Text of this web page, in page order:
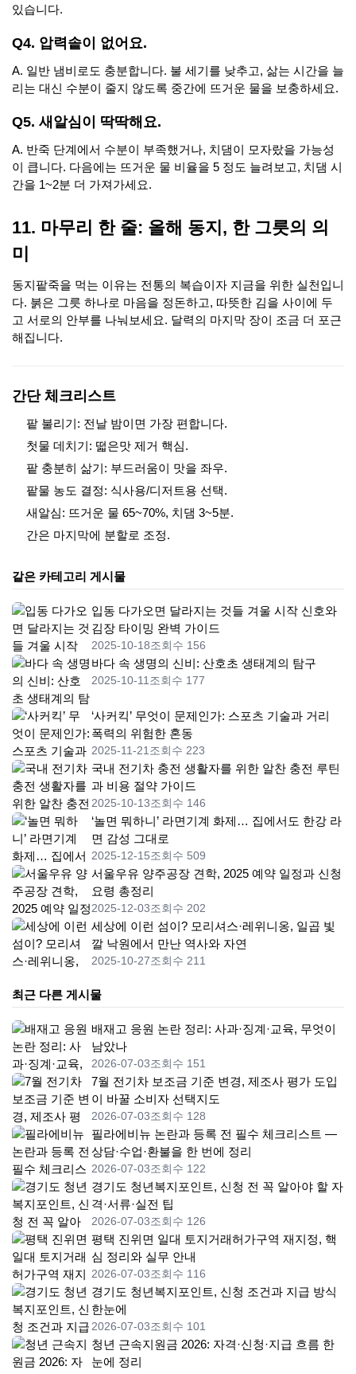
있습니다.
Q4. 압력솥이 없어요.
A. 일반 냄비로도 충분합니다. 불 세기를 낮추고, 삶는 시간을 늘
리는 대신 수분이 줄지 않도록 중간에 뜨거운 물을 보충하세요.
Q5. 새알심이 딱딱해요.
A. 반죽 단계에서 수분이 부족했거나, 치댐이 모자랐을 가능성
이 큽니다. 다음에는 뜨거운 물 비율을 5 정도 늘려보고, 치댐 시
간을 1~2분 더 가져가세요.
11. 마무리 한 줄: 올해 동지, 한 그릇의 의
미
동지팥죽을 먹는 이유는 전통의 복습이자 지금을 위한 실천입니
다. 붉은 그릇 하나로 마음을 정돈하고, 따뜻한 김을 사이에 두
고 서로의 안부를 나눠보세요. 달력의 마지막 장이 조금 더 포근
해집니다.
간단 체크리스트
팥 불리기: 전날 밤이면 가장 편합니다.
첫물 데치기: 떫은맛 제거 핵심.
팥 충분히 삶기: 부드러움이 맛을 좌우.
팥물 농도 결정: 식사용/디저트용 선택.
새알심: 뜨거운 물 65~70%, 치댐 3~5분.
간은 마지막에 분할로 조정.
같은 카테고리 게시물
입동 다가오면 달라지는 것들 겨울 시작 신호와
김장 타이밍 완벽 가이드
2025-10-18조회수 156
바다 속 생명의 신비: 산호초 생태계의 탐구
2025-10-11조회수 177
‘사커킥’ 무엇이 문제인가: 스포츠 기술과 거리
폭력의 위험한 혼동
2025-11-21조회수 223
국내 전기차 충전 생활자를 위한 알찬 충전 루틴
과 비용 절약 가이드
2025-10-13조회수 146
‘놀면 뭐하니’ 라면기계 화제… 집에서도 한강 라
면 감성 그대로
2025-12-15조회수 509
서울우유 양주공장 견학, 2025 예약 일정과 신청
요령 총정리
2025-12-03조회수 202
세상에 이런 섬이? 모리셔스·레위니옹, 일곱 빛
깔 낙원에서 만난 역사와 자연
2025-10-27조회수 211
최근 다른 게시물
배재고 응원 논란 정리: 사과·징계·교육, 무엇이
남았나
2026-07-03조회수 151
7월 전기차 보조금 기준 변경, 제조사 평가 도입
이 바꿀 소비자 선택지도
2026-07-03조회수 128
필라에비뉴 논란과 등록 전 필수 체크리스트 —
상담·수업·환불을 한 번에 정리
2026-07-03조회수 122
경기도 청년복지포인트, 신청 전 꼭 알아야 할 자
격·서류·실전 팁
2026-07-03조회수 126
평택 진위면 일대 토지거래허가구역 재지정, 핵
심 정리와 실무 안내
2026-07-03조회수 116
경기도 청년복지포인트, 신청 조건과 지급 방식
한눈에
2026-07-03조회수 101
청년 근속지원금 2026: 자격·신청·지급 흐름 한
눈에 정리